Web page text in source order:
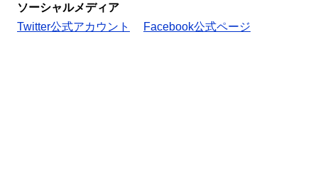
ソーシャルメディア
Twitter公式アカウント
Facebook公式ページ